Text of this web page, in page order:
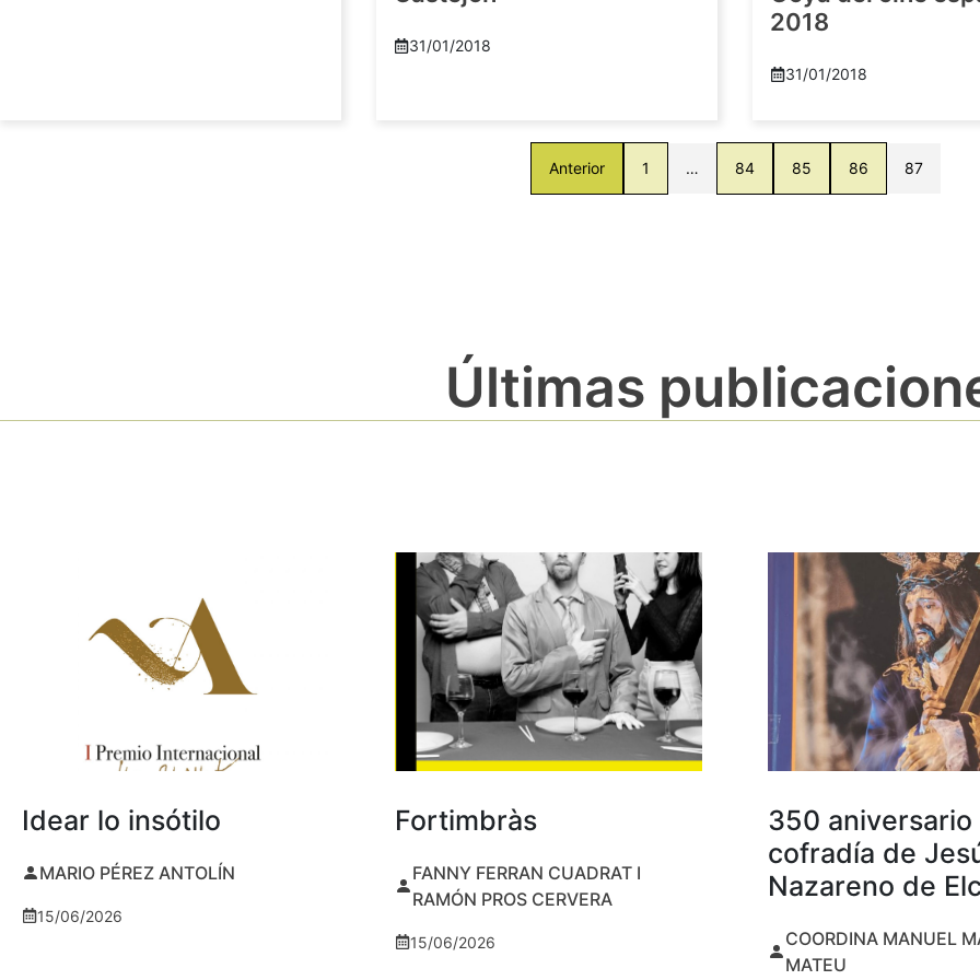
31/01/2018
2018
31/01/2018
Anterior 1 … 84 85 86 87
Últimas
Idear lo insótilo
MARIO PÉREZ ANTOLÍN
15/06/2026
Fortimbràs
FANNY FERRAN CUADRAT I
RAMÓN PROS CERVERA
15/06/2026
350 aniversario
cofradía de
Nazareno de
COORDINA MANUEL
MATEU